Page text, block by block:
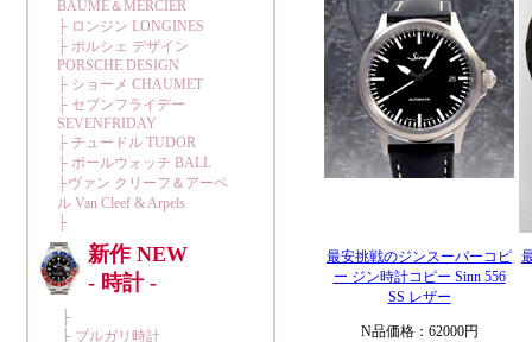
最安挑戦のジンスーパーコピ
ー ジン時計コピー Sinn 556
SS レザー
N品価格：62000円